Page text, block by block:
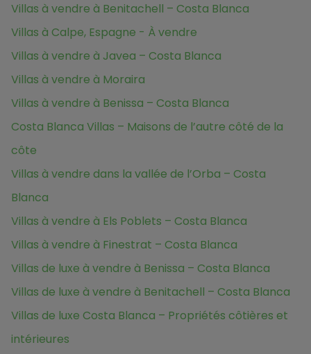
Villas à vendre à Benitachell – Costa Blanca
Villas à Calpe, Espagne - À vendre
Villas à vendre à Javea – Costa Blanca
Villas à vendre à Moraira
Villas à vendre à Benissa – Costa Blanca
Costa Blanca Villas – Maisons de l’autre côté de la
côte
Villas à vendre dans la vallée de l’Orba – Costa
Blanca
Villas à vendre à Els Poblets – Costa Blanca
Villas à vendre à Finestrat – Costa Blanca
Villas de luxe à vendre à Benissa – Costa Blanca
Villas de luxe à vendre à Benitachell – Costa Blanca
Villas de luxe Costa Blanca – Propriétés côtières et
intérieures